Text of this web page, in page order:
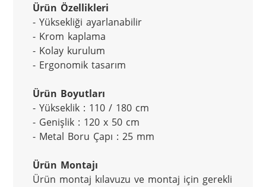
Ürün Özellikleri
- Yüksekliği ayarlanabilir
- Krom kaplama
- Kolay kurulum
- Ergonomik tasarım
Ürün Boyutları
- Yükseklik : 110 / 180 cm
- Genişlik : 120 x 50 cm
- Metal Boru Çapı : 25 mm
Ürün Montajı
Ürün montaj kılavuzu ve montaj için gerekli